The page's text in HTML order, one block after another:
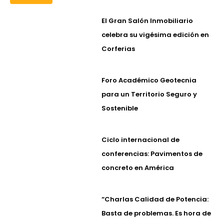
El Gran Salón Inmobiliario
celebra su vigésima edición en
Corferias
Foro Académico Geotecnia
para un Territorio Seguro y
Sostenible
Ciclo internacional de
conferencias: Pavimentos de
concreto en América
“Charlas Calidad de Potencia:
Basta de problemas. Es hora de